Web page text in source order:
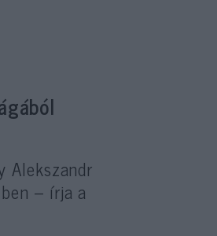
Alekszandr
– írja a